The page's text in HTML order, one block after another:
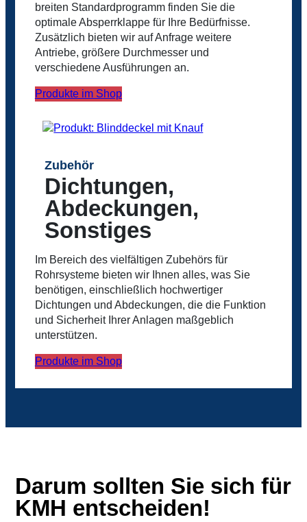
breiten Standardprogramm finden Sie die
optimale Absperrklappe für Ihre Bedürfnisse.
Zusätzlich bieten wir auf Anfrage weitere
Antriebe, größere Durchmesser und
verschiedene Ausführungen an.
Produkte im Shop
Zubehör
Dichtungen,
Abdeckungen,
Sonstiges
Im Bereich des vielfältigen Zubehörs für
Rohrsysteme bieten wir Ihnen alles, was Sie
benötigen, einschließlich hochwertiger
Dichtungen und Abdeckungen, die die Funktion
und Sicherheit Ihrer Anlagen maßgeblich
unterstützen.
Produkte im Shop
Darum sollten Sie sich für
KMH entscheiden!